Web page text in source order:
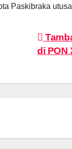
Paskibraka
di PON